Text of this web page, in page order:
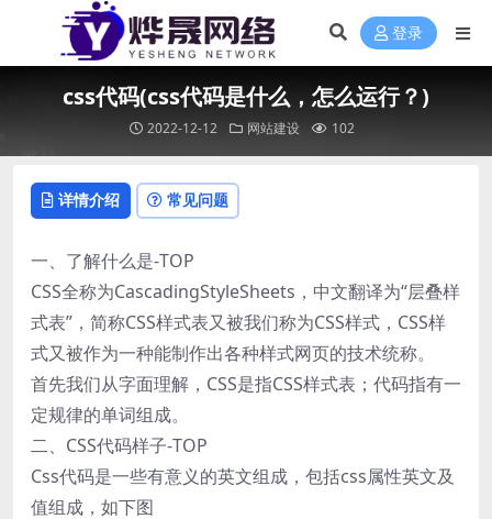
登录
css代码(css代码是什么，怎么运行？)
2022-12-12 网站建设 102
详情介绍 常见问题
一、了解什么是-TOP
CSS全称为CascadingStyleSheets，中文翻译为“层叠样
式表”，简称CSS样式表又被我们称为CSS样式，CSS样
式又被作为一种能制作出各种样式网页的技术统称。
首先我们从字面理解，CSS是指CSS样式表；代码指有一
定规律的单词组成。
二、CSS代码样子-TOP
Css代码是一些有意义的英文组成，包括css属性英文及
值组成，如下图